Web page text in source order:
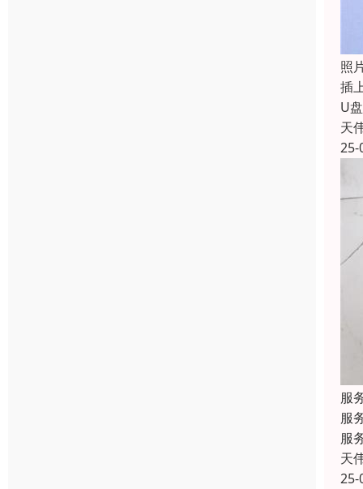
照
插
U
天
25-
服
服
服
天
25-